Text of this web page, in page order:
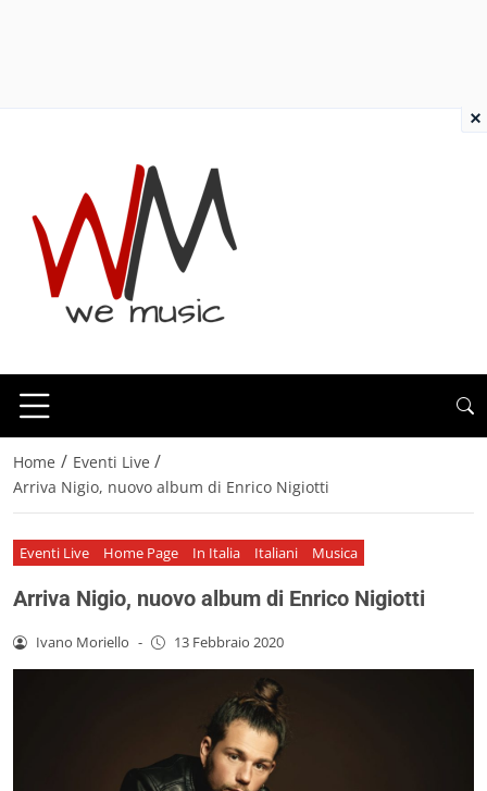
Home / Eventi Live /
Arriva Nigio, nuovo album di Enrico Nigiotti
Eventi Live Home Page In Italia Italiani Musica
Arriva Nigio, nuovo album di Enrico Nigiotti
Ivano Moriello - 13 Febbraio 2020
×